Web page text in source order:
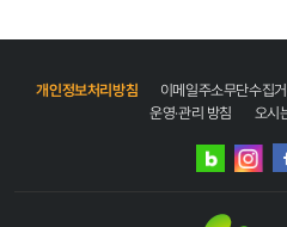
개인정보처리방침 이메일주소무단수집
운영·관리 방침
오시
네이버
인